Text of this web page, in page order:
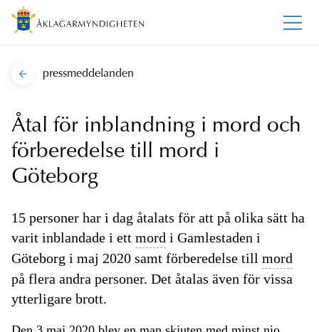
pressmeddelanden
Åtal för inblandning i mord och
förberedelse till mord i
Göteborg
15 personer har i dag åtalats för att på olika sätt ha
varit inblandade i ett mord i Gamlestaden i
Göteborg i maj 2020 samt förberedelse till mord
på flera andra personer. Det åtalas även för vissa
ytterligare brott.